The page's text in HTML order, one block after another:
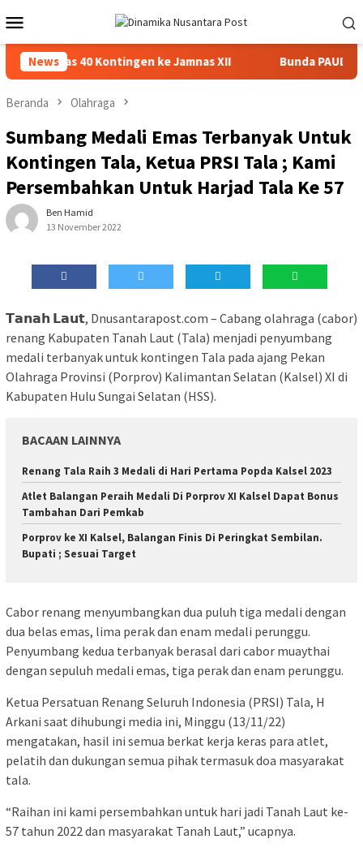
ke
kontenMobile
News
Lepas 40 Kontingen ke Jamnas XII Bunda PAUD
Beranda Olahraga
Sumbang Medali Emas Terbanyak Untuk
Kontingen Tala, Ketua PRSI Tala ; Kami
Persembahkan Untuk Harjad Tala Ke 57
Ben Hamid
13 November 2022
𝗧𝗮𝗻𝗮𝗵 𝗟𝗮𝘂𝘁, Dnusantarapost.com – Cabang olahraga (cabor)
renang Kabupaten Tanah Laut (Tala) menjadi penyumbang
medali terbanyak untuk kontingen Tala pada ajang Pekan
Olahraga Provinsi (Porprov) Kalimantan Selatan (Kalsel) XI di
Kabupaten Hulu Sungai Selatan (HSS).
BACAAN LAINNYA
Renang Tala Raih 3 Medali di Hari Pertama Popda Kalsel 2023
Atlet Balangan Peraih Medali Di Porprov XI Kalsel Dapat Bonus
Tambahan Dari Pemkab
Porprov ke XI Kalsel, Balangan Finis Di Peringkat Sembilan.
Bupati ; Sesuai Target
Cabor renang menyumbangkan dua puluh tiga medali dengan
dua belas emas, lima perak dan enam medali perunggu.
Penyumbang kedua terbanyak berasal dari cabor muaythai
dengan sepuluh medali emas, tiga perak dan enam perunggu.
Ketua Persatuan Renang Seluruh Indonesia (PRSI) Tala, H
Arkani saat dihubungi media ini, Minggu (13/11/22)
mengatakan, hasil ini semua berkat kerja keras para atlet,
pelatih dan dukungan semua pihak termasuk doa masyarakat
tala.
“Raihan ini kami persembahkan untuk hari jadi Tanah Laut ke-
57 tahun 2022 dan masyarakat Tanah Laut,” ucapnya.